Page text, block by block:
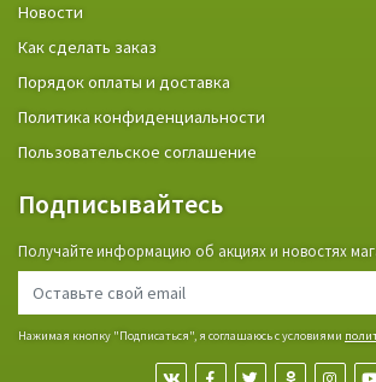
Новости
Как сделать заказ
Порядок оплаты и доставка
Политика конфиденциальности
Пользовательское соглашение
Подписывайтесь
Получайте информацию об акциях и новостях
Нажимая кнопку "Подписаться", я соглашаюсь с условиями